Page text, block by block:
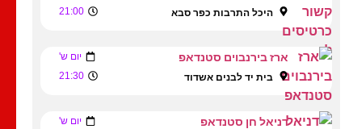
היכל התרבות כפר סבא 21:00
ארז בירנבוים סטנדאפ יום ש'
בית יד לבנים אשדוד 21:30
דניאל חן סטנדאפ יום ש'